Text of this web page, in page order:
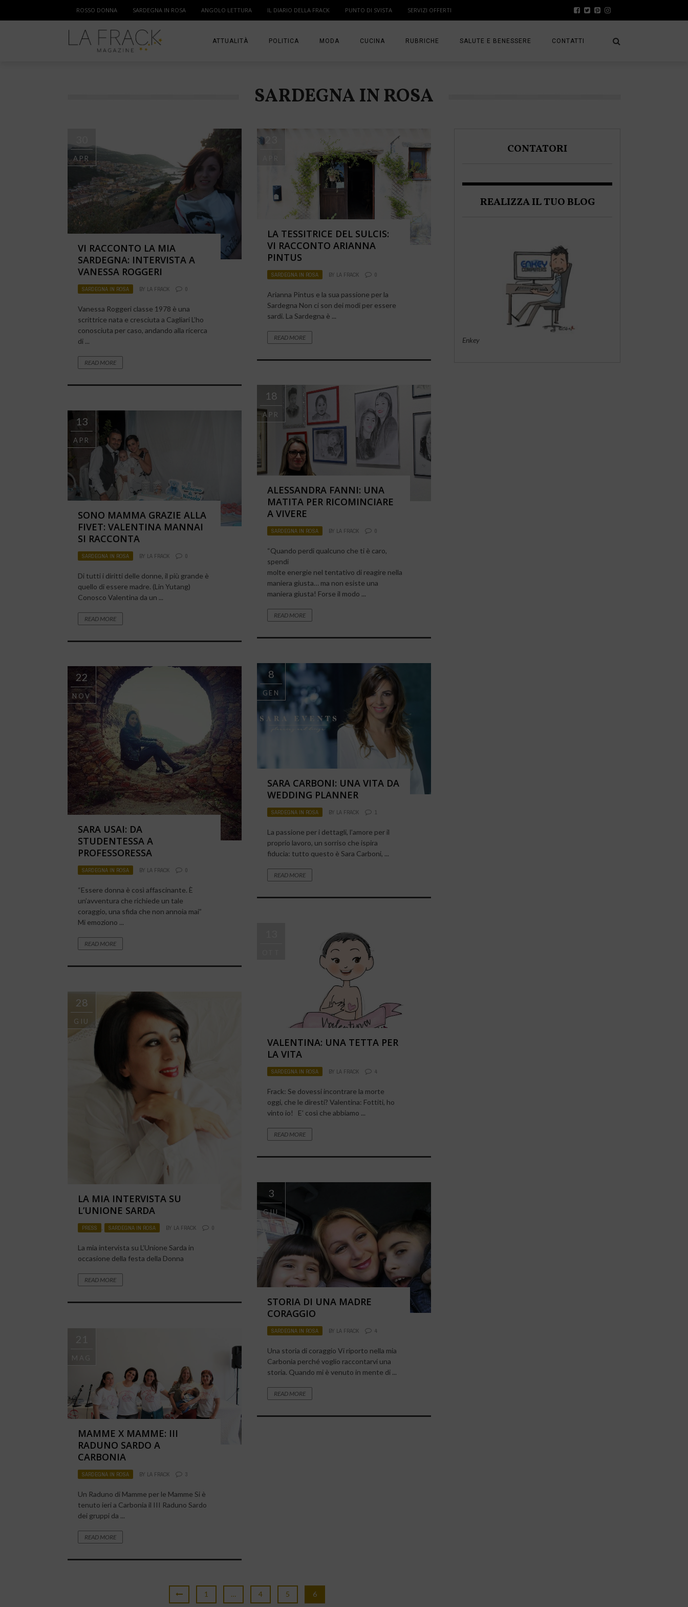
ROSSO DONNA SARDEGNA IN ROSA ANGOLO LETTURA IL DIARIO DELLA FRACK PUNTO DI SVISTA SERVIZI OFFERTI
ATTUALITÀ POLITICA MODA CUCINA RUBRICHE
ANGOLO LETTURA
PUNTO DI SVISTA
TI PRESENTO UNA BLOGGER
SALUTE E BENESSERE CONTATTI
SARDEGNA IN ROSA
APR
VI RACCONTO LA MIA
SARDEGNA: INTERVISTA A
VANESSA ROGGERI
SARDEGNA IN ROSA BY LA FRACK 0
Vanessa Roggeri classe 1978 è una
scrittrice nata e cresciuta a Cagliari L’ho
conosciuta per caso, andando alla ricerca
di ...
READ MORE
LA TESSITRICE DEL SULCIS:
VI RACCONTO ARIANNA
PINTUS
SARDEGNA IN ROSA BY LA FRACK 0
Arianna Pintus e la sua passione per la
Sardegna Non ci son dei modi per essere
sardi. La Sardegna è ...
READ MORE
18
APR
ALESSANDRA FANNI: UNA
MATITA PER RICOMINCIARE
A VIVERE
SARDEGNA IN ROSA BY LA FRACK 0
“Quando perdi qualcuno che ti è caro,
spendi
molte energie nel tentativo di reagire nella
maniera giusta… ma non esiste una
maniera giusta! Forse il modo ...
READ MORE
13
APR
SONO MAMMA GRAZIE ALLA
FIVET: VALENTINA MANNAI
SI RACCONTA
SARDEGNA IN ROSA BY LA FRACK 0
Di tutti i diritti delle donne, il più grande è
quello di essere madre. (Lin Yutang)
Conosco Valentina da un ...
READ MORE
8
GEN
SARA CARBONI: UNA VITA DA
WEDDING PLANNER
SARDEGNA IN ROSA BY LA FRACK 1
La passione per i dettagli, l’amore per il
proprio lavoro, un sorriso che ispira
fiducia: tutto questo è Sara Carboni, ...
READ MORE
22
NOV
SARA USAI: DA
STUDENTESSA A
PROFESSORESSA
SARDEGNA IN ROSA BY LA FRACK 0
“Essere donna è così affascinante. È
un’avventura che richiede un tale
coraggio, una sfida che non annoia mai”
Mi emoziono ...
READ MORE
VALENTINA: UNA TETTA PER
LA VITA
SARDEGNA IN ROSA BY LA FRACK 4
Frack: Se dovessi incontrare la morte
oggi, che le diresti? Valentina: Fottiti, ho
vinto io! E’ così che abbiamo ...
READ MORE
28
GIU
LA MIA INTERVISTA SU
L’UNIONE SARDA
PRESS , SARDEGNA IN ROSA BY LA FRACK 0
La mia intervista su L’Unione Sarda in
occasione della festa della Donna
READ MORE
3
GIU
STORIA DI UNA MADRE
CORAGGIO
SARDEGNA IN ROSA BY LA FRACK 4
Una storia di coraggio Vi riporto nella mia
Carbonia perché voglio raccontarvi una
storia. Quando mi è venuto in mente di ...
READ MORE
21
MAG
MAMME X MAMME: III
RADUNO SARDO A
CARBONIA
SARDEGNA IN ROSA BY LA FRACK 3
Un Raduno di Mamme per le Mamme Si è
tenuto ieri a Carbonia il III Raduno Sardo
dei gruppi da ...
READ MORE
1 … 4 5 6
CONTATORI
REALIZZA IL TUO BLOG
Enkey